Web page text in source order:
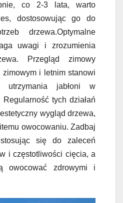
co 2-3 lata, warto
dostosowując go do
drzewa.Optymalne
uwagi i zrozumienia
Przegląd zimowy
zimowym i letnim stanowi
utrzymania jabłoni w
tych działań
wygląd drzewa,
owocowaniu. Zadbaj
się do zaleceń
i częstotliwości cięcia, a
owocować zdrowymi i